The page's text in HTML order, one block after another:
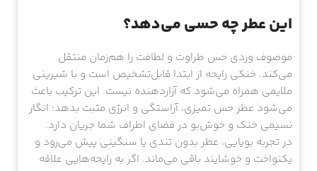
این عطر چه حسی می‌دهد؟
موصوف وردی حس طراوت و لطافت را هم‌زمان منتقل
می‌کند. خنکی رایحه از ابتدا قابل‌تشخیص است و با شیرینی
ملایمی همراه می‌شود که آزاردهنده نیست. این ترکیب باعث
می‌شود عطر حس تمیزی، آراستگی و انرژی مثبت بدهد؛ انگار
نسیمی خنک و خوش‌بو در فضای اطراف شما جریان دارد.
در تجربه بویایی، عطر بدون تندی یا سنگینی پیش می‌رود و
یکنواخت و خوشایند باقی می‌ماند. اگر به رایحه‌هایی علاقه